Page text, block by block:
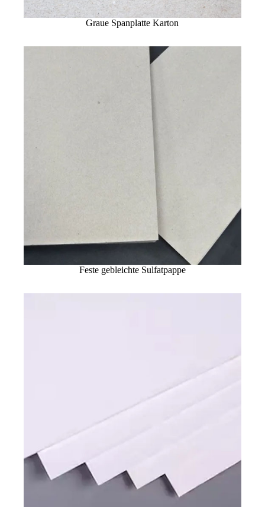
Graue Spanplatte Karton
Feste gebleichte Sulfatpappe